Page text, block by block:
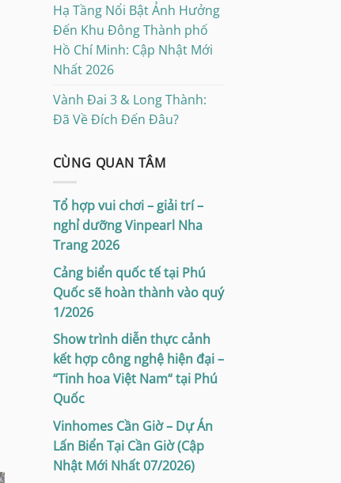
Hạ Tầng Nổi Bật Ảnh Hưởng
Đến Khu Đông Thành phố
Hồ Chí Minh: Cập Nhật Mới
Nhất 2026
Vành Đai 3 & Long Thành:
Đã Về Đích Đến Đâu?
CÙNG QUAN TÂM
Tổ hợp vui chơi – giải trí –
nghỉ dưỡng Vinpearl Nha
Trang 2026
Cảng biển quốc tế tại Phú
Quốc sẽ hoàn thành vào quý
1/2026
Show trình diễn thực cảnh
kết hợp công nghệ hiện đại –
“Tinh hoa Việt Nam“ tại Phú
Quốc
Vinhomes Cần Giờ – Dự Án
Lấn Biển Tại Cần Giờ (Cập
Nhật Mới Nhất 07/2026)